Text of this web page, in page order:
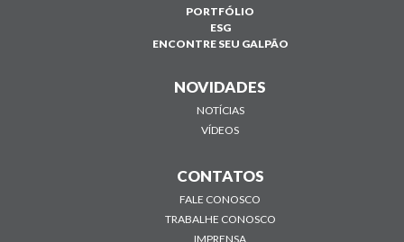
PORTFÓLIO
ESG
ENCONTRE SEU GALPÃO
NOVIDADES
NOTÍCIAS
VÍDEOS
CONTATOS
FALE CONOSCO
TRABALHE CONOSCO
IMPRENSA